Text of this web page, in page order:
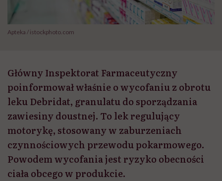
Apteka / istockphoto.com
Główny Inspektorat Farmaceutyczny
poinformował właśnie o wycofaniu z obrotu
leku Debridat, granulatu do sporządzania
zawiesiny doustnej. To lek regulujący
motorykę, stosowany w zaburzeniach
czynnościowych przewodu pokarmowego.
Powodem wycofania jest ryzyko obecności
ciała obcego w produkcie.